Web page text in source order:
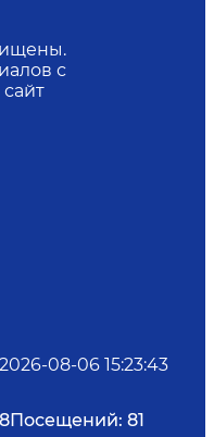
с
2026-08-06 15:23:43
Посещений: 81